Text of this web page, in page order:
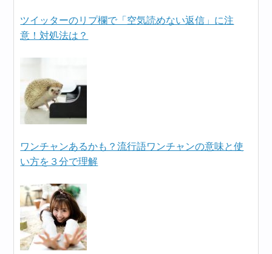
ツイッターのリプ欄で「空気読めない返信」に注
意！対処法は？
ワンチャンあるかも？流行語ワンチャンの意味と使
い方を３分で理解